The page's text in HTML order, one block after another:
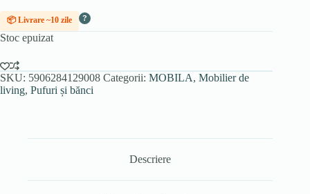
📦 Livrare ~10 zile ?
Stoc epuizat
SKU: 5906284129008 Categorii: MOBILA, Mobilier de
living, Pufuri și bănci
Descriere